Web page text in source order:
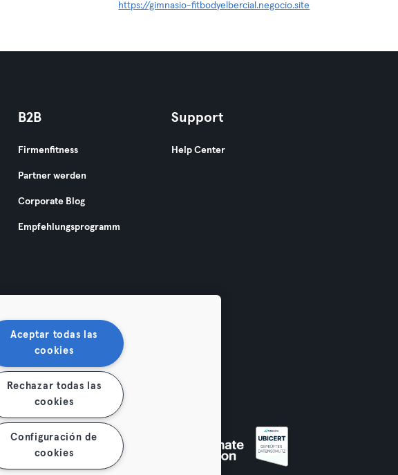
https://gimnasio-fitbodyelbercial.negocio.site
B2B
Firmenfitness
Partner werden
Corporate Blog
Empfehlungsprogramm
Support
Help Center
Hier Verträge widerrufen
Aceptar todas las
cookies
Rechazar todas las
cookies
Configuración de
cookies